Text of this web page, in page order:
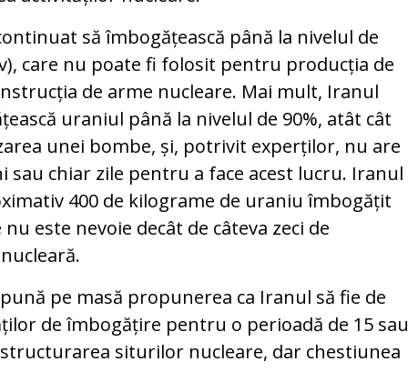
să îmbogățească până la nivelul de
care nu poate fi folosit pentru producția de
de arme nucleare. Mai mult, Iranul
uraniul până la nivelul de 90%, atât cât
unei bombe, și, potrivit experților, nu are
sau chiar zile pentru a face acest lucru. Iranul
400 de kilograme de uraniu îmbogățit
este nevoie decât de câteva zeci de
pe masă propunerea ca Iranul să fie de
de îmbogățire pentru o perioadă de 15 sau
siturilor nucleare, dar chestiunea